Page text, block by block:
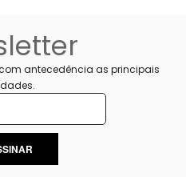
antecedência as principais